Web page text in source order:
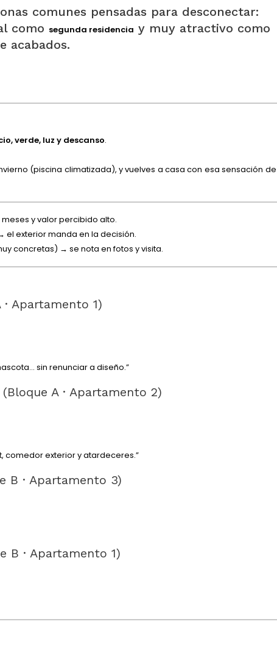
comunes pensadas para desconectar:
como segunda residencia y muy atractivo como
acabados.
verde, luz y descanso.
(piscina climatizada), y vuelves a casa con esa sensación de
meses y valor percibido alto.
el exterior manda en la decisión.
concretas) → se nota en fotos y visita.
Apartamento 1)
sin renunciar a diseño.”
A · Apartamento 2)
comedor exterior y atardeceres.”
B · Apartamento 3)
B · Apartamento 1)